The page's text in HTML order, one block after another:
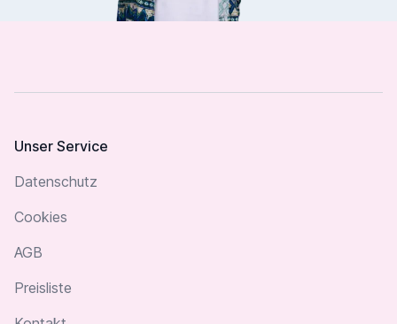
Unser Service
Datenschutz
Cookies
AGB
Preisliste